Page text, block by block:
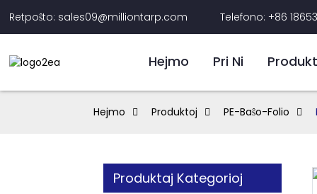
Retpoŝto: sales09@milliontarp.com Telefono: +86
Hejmo Pri Ni
Hejmo Produktoj PE-Baŝo-Folio
Produktaj Kategorioj
Loading...
Loading...